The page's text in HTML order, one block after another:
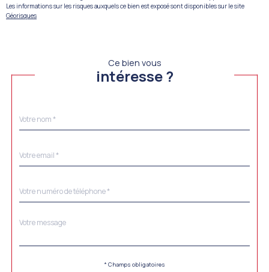
Les informations sur les risques auxquels ce bien est exposé sont disponibles sur le site
Géorisques
Ce bien vous
intéresse ?
par
*
*
*
Fieldset
défaut
Message
*
* Champs obligatoires